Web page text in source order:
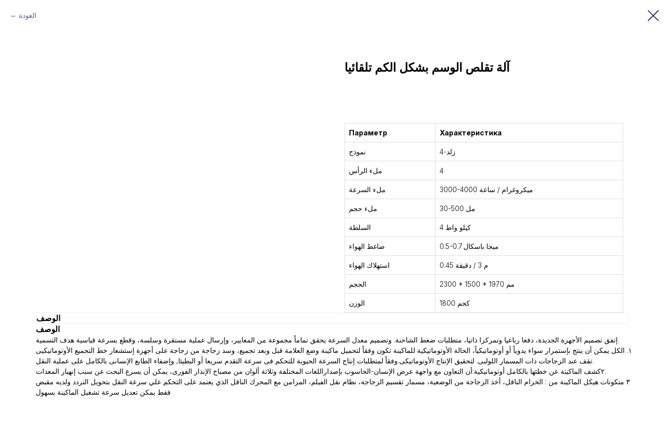
العودة
آلة تقلص الوسم بشكل الكم تلقائيا
Параметр Характеристика
نموذج زلد-4
ملء الرأس 4
ملء السرعة 3000-4000 ميكروغرام / ساعة
ملء حجم 30-500 مل
السلطة 4 كيلو واط
ضاغط الهواء 0.5-0.7 ميجا باسكال
استهلاك الهواء 0.45 م 3 / دقيقة
الحجم 2300 * 1500 * 1970 مم
الوزن 1800 كجم
الوصف
الوصف
إتفق تصميم الأجهزة الجديدة، دفعا رباعيا وتمركزا ذاتيا، متطلبات ضغط الشاحنة. وتصميم معدل السرعة يحقق تماماً مجموعة من المعايير، وإرسال عملية مستقرة وسلسة، وقطع بسرعة قياسية هدف التسمية.
١. الكل يمكن أن ينتج بإستمرار سواء يدوياً أو أوتوماتيكياً، الحالة الأوتوماتيكية للماكينة تكون وفقاً لتحميل ماكينة وضع العلامة قبل وبعد تجميع، وسد زجاجة من زجاجة على أجهزة إستشعار خط التجميع الأوتوماتيكيى
تقف عند الزجاجات ذات المسمار اللولبى. لتحقيق الإنتاج الأوتوماتيكى.وفقاً لمتطلبات إنتاج السرعة الحيوية للتحكم فى سرعة التقدم سريعا أو البطيئا, وإضفاء الطابع الإنسانى بالكامل على عملية النقل.
٢كشف الماكينة عن خطئها بالكامل أوتوماتيكية:أن التعاون مع واجهة عرض الإنسان-الحاسوب بإصداراللغات المختلفة وثلاثة ألوان من مصباح الإنذار الفورى، يمكن أن يسرع البحث عن سبب إنهيار المعدات.
٣ متكونات هيكل الماكينة من : الحزام الناقل، أخذ الزجاجة من الوضعية، مسمار تقسيم الزجاجة، نظام نقل الفيلم، المزامن مع المحرك الناقل الذي يعتمد على التحكم علي سرعة النقل بتحويل التردد ولديه مقبض
فقط يمكن تعديل سرعة تشغيل الماكينة بسهول